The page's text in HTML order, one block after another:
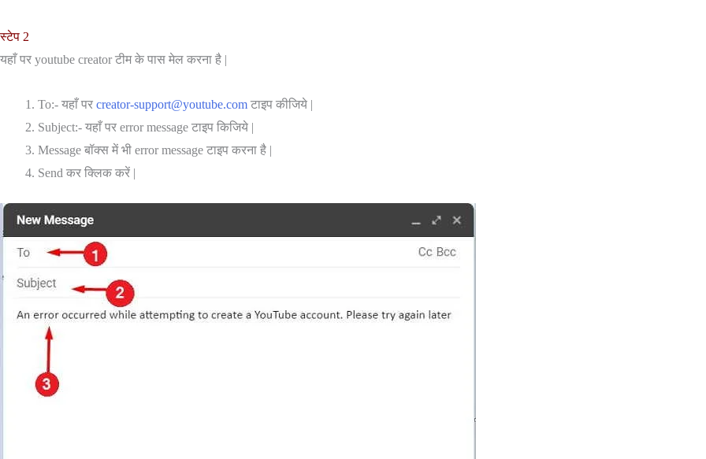
स्टेप 2
यहाँ पर youtube creator टीम के पास मेल करना है |
To:- यहाँ पर creator-support@youtube.com टाइप कीजिये |
Subject:- यहाँ पर error message टाइप किजिये |
Message बॉक्स में भी error message टाइप करना है |
Send कर क्लिक करें |